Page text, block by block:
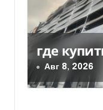
о
з
а
где
Авг 8, 2026